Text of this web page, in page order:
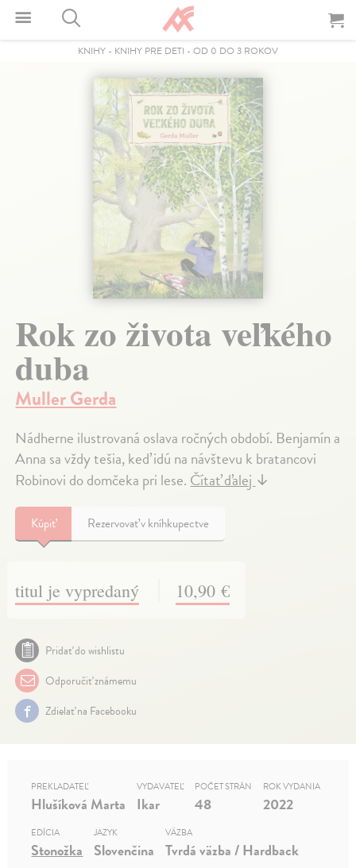
KNIHY - KNIHY PRE DETI - OD 0 DO 3 ROKOV
Rok zo života veľkého
duba
Muller Gerda
Nádherne ilustrovaná oslava ročných období. Benjamín a
Anna sa vždy tešia, keď idú na návštevu k bratancovi
Robinovi do domčeka pri lese.Čítať ďalej↓
Kúpiť Rezervovať v kníhkupectve
titul je vypredaný 10,90 €
Pridať do wishlistu
Odporučiť známemu
Zdielať na Facebooku
PREKLADATEĽ
Hlušíková Marta
VYDAVATEĽ
Ikar
POČET STRÁN
48
ROK VYDANIA
2022
EDÍCIA
Stonožka
JAZYK
Slovenčina
VÄZBA
Tvrdá väzba / Hardback